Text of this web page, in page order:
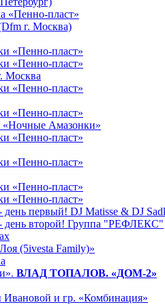
«Пенно-пласт»
г. Москва)
«Пенно-пласт»
«Пенно-пласт»
Москва
«Пенно-пласт»
«Пенно-пласт»
«Ночные Амазонки»
«Пенно-пласт»
«Пенно-пласт»
«Пенно-пласт»
«Пенно-пласт»
день первый! DJ Matisse & DJ
день второй! Группа "РЕФЛЕКС"
(5ivesta Family)»
ВЛАД ТОПАЛОВ. «ДОМ-2»
Ивановой и гр. «Комбинация»